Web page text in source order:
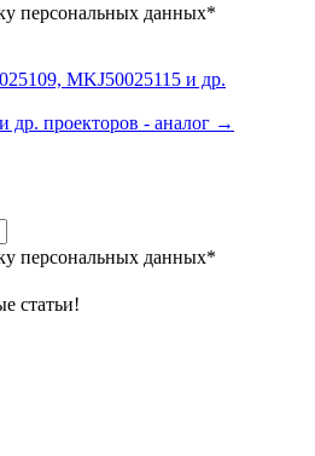
персональных данных*
MKJ50025115 и др.
др. проекторов - аналог →
персональных данных*
статьи!